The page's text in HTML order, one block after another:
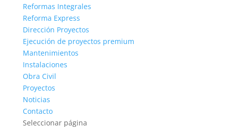
Reformas Integrales
Reforma Express
Dirección Proyectos
Ejecución de proyectos premium
Mantenimientos
Instalaciones
Obra Civil
Proyectos
Noticias
Contacto
Seleccionar página